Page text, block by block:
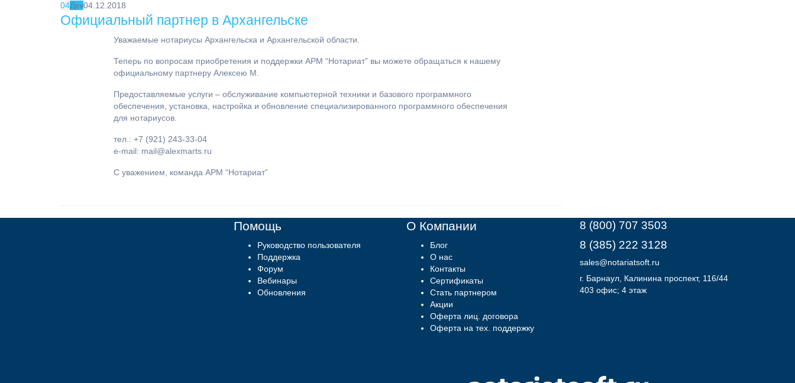
04Дек04.12.2018
Официальный партнер в Архангельске
Уважаемые нотариусы Архангельска и Архангельской области.
Теперь по вопросам приобретения и поддержки АРМ “Нотариат” вы можете обращаться к нашему
официальному партнеру Алексею М.
Предоставляемые услуги – обслуживание компьютерной техники и базового программного
обеспечения, установка, настройка и обновление специализированного программного обеспечения
для нотариусов.
тел.: +7 (921) 243-33-04
e-mail: mail@alexmarts.ru
С уважением, команда АРМ “Нотариат”
Помощь
Руководство пользователя
Поддержка
Форум
Вебинары
Обновления
О Компании
Блог
О нас
Контакты
Сертификаты
Стать партнером
Акции
Оферта лиц. договора
Оферта на тех. поддержку
8 (800) 707 3503
8 (385) 222 3128
sales@notariatsoft.ru
г. Барнаул, Калинина проспект, 116/44
403 офис; 4 этаж